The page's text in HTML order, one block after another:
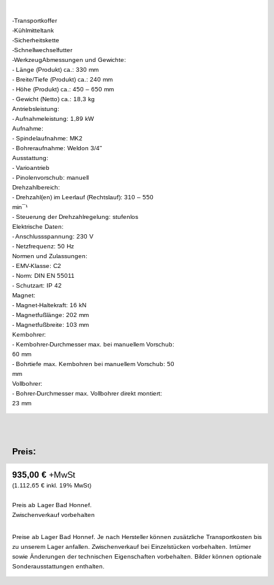
-Transportkoffer
-Kühlmitteltank
-Sicherheitskette
-Schnellwechselfutter
-WerkzeugAbmessungen und Gewichte:
- Länge (Produkt) ca.: 330 mm
- Breite/Tiefe (Produkt) ca.: 240 mm
- Höhe (Produkt) ca.: 450 – 650 mm
- Gewicht (Netto) ca.: 18,3 kg
Antriebsleistung:
- Aufnahmeleistung: 1,89 kW
Aufnahme:
- Spindelaufnahme: MK2
- Bohreraufnahme: Weldon 3/4"
Ausstattung:
- Varioantrieb
- Pinolenvorschub: manuell
Drehzahlbereich:
- Drehzahl(en) im Leerlauf (Rechtslauf): 310 – 550
min¯¹
- Steuerung der Drehzahlregelung: stufenlos
Elektrische Daten:
- Anschlussspannung: 230 V
- Netzfrequenz: 50 Hz
Normen und Zulassungen:
- EMV-Klasse: C2
- Norm: DIN EN 55011
- Schutzart: IP 42
Magnet:
- Magnet-Haltekraft: 16 kN
- Magnetfußlänge: 202 mm
- Magnetfußbreite: 103 mm
Kernbohrer:
- Kernbohrer-Durchmesser max. bei manuellem Vorschub:
60 mm
- Bohrtiefe max. Kernbohren bei manuellem Vorschub: 50
mm
Vollbohrer:
- Bohrer-Durchmesser max. Vollbohrer direkt montiert:
23 mm
Preis:
935,00 € +MwSt
(1.112,65 € inkl. 19% MwSt)
Preis ab Lager Bad Honnef.
Zwischenverkauf vorbehalten
Preise ab Lager Bad Honnef. Je nach Hersteller können zusätzliche Transportkosten bis
zu unserem Lager anfallen. Zwischenverkauf bei Einzelstücken vorbehalten. Irrtümer
sowie Änderungen der technischen Eigenschaften vorbehalten. Bilder können optionale
Sonderausstattungen enthalten.